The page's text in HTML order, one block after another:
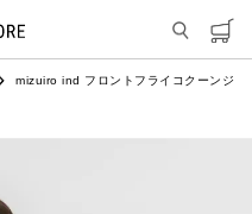
mizuiro ind フロントフライコクーンジ